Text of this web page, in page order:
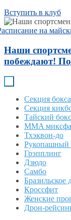
Вступить в клуб
на
Наши
побеждают!
Секция бокса
Секция
Тайский бокс
MMA
Тхэквон-до
Рукопашный
Грэпплинг
Дзюдо
Самбо
Кроссфит
Женские
Дрон-